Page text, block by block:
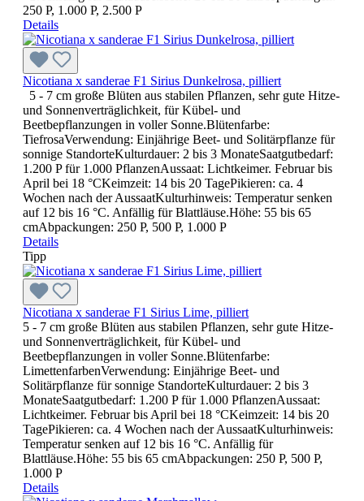
250 P, 1.000 P, 2.500 P
Details
Nicotiana x sanderae F1 Sirius Dunkelrosa, pilliert
5 - 7 cm große Blüten aus stabilen Pflanzen, sehr gute Hitze-
und Sonnenverträglichkeit, für Kübel- und
Beetbepflanzungen in voller Sonne.Blütenfarbe:
TiefrosaVerwendung: Einjährige Beet- und Solitärpflanze für
sonnige StandorteKulturdauer: 2 bis 3 MonateSaatgutbedarf:
1.200 P für 1.000 PflanzenAussaat: Lichtkeimer. Februar bis
April bei 18 °CKeimzeit: 14 bis 20 TagePikieren: ca. 4
Wochen nach der AussaatKulturhinweis: Temperatur senken
auf 12 bis 16 °C. Anfällig für Blattläuse.Höhe: 55 bis 65
cmAbpackungen: 250 P, 500 P, 1.000 P
Details
Tipp
Nicotiana x sanderae F1 Sirius Lime, pilliert
5 - 7 cm große Blüten aus stabilen Pflanzen, sehr gute Hitze-
und Sonnenverträglichkeit, für Kübel- und
Beetbepflanzungen in voller Sonne.Blütenfarbe:
LimettenfarbenVerwendung: Einjährige Beet- und
Solitärpflanze für sonnige StandorteKulturdauer: 2 bis 3
MonateSaatgutbedarf: 1.200 P für 1.000 PflanzenAussaat:
Lichtkeimer. Februar bis April bei 18 °CKeimzeit: 14 bis 20
TagePikieren: ca. 4 Wochen nach der AussaatKulturhinweis:
Temperatur senken auf 12 bis 16 °C. Anfällig für
Blattläuse.Höhe: 55 bis 65 cmAbpackungen: 250 P, 500 P,
1.000 P
Details